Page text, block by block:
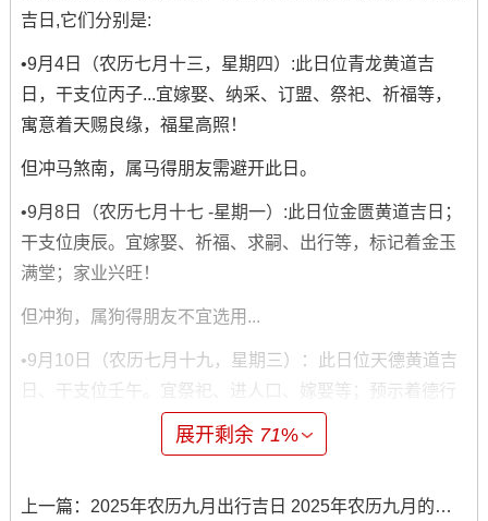
吉日,它们分别是:
•9月4日（农历七月十三，星期四）:此日位青龙黄道吉
日，干支位丙子...宜嫁娶、纳采、订盟、祭祀、祈福等，
寓意着天赐良缘，福星高照！
但冲马煞南，属马得朋友需避开此日。
•9月8日（农历七月十七 -星期一）:此日位金匮黄道吉日；
干支位庚辰。宜嫁娶、祈福、求嗣、出行等，标记着金玉
满堂；家业兴旺！
但冲狗，属狗得朋友不宜选用...
•9月10日（农历七月十九，星期三）：此日位天德黄道吉
日、干支位壬午。宜祭祀、进人口、嫁娶等；预示着德行
圆满~贵人扶持！但冲鼠煞北，属鼠者慎用。
日。干支位丙戌。宜嫁娶、祭祀、塑绘、开光等。代表着
展开剩余 71%
上一篇： 2025年农历九月出行吉日 2025年农历九月的最佳吉日